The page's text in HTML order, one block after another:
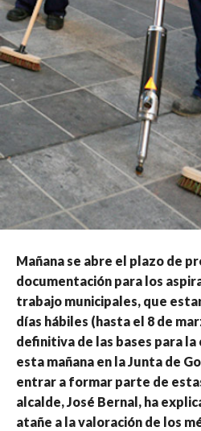
Mañana se abre el plazo de
documentación para los
trabajo municipales, que
días hábiles (hasta el 8 de
definitiva de las bases para la
esta mañana en la Junta de
entrar a formar parte de
alcalde, José Bernal, ha
atañe a la valoración de los